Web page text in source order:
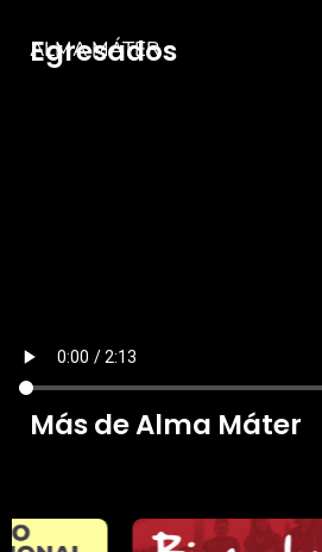
ALMA MÁTER
Egresados
Más de Alma Máter